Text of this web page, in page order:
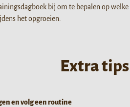
bij om te bepalen op
het opgroeien.
Extra
en volg een routine